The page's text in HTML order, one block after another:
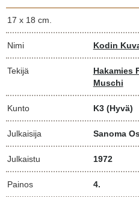
17 x 18 cm.
Nimi Kodin
Tekijä
Hakamies
Muschi
Kunto K3 (Hyvä)
Julkaisija Sanoma
Julkaistu 1972
Painos 4.